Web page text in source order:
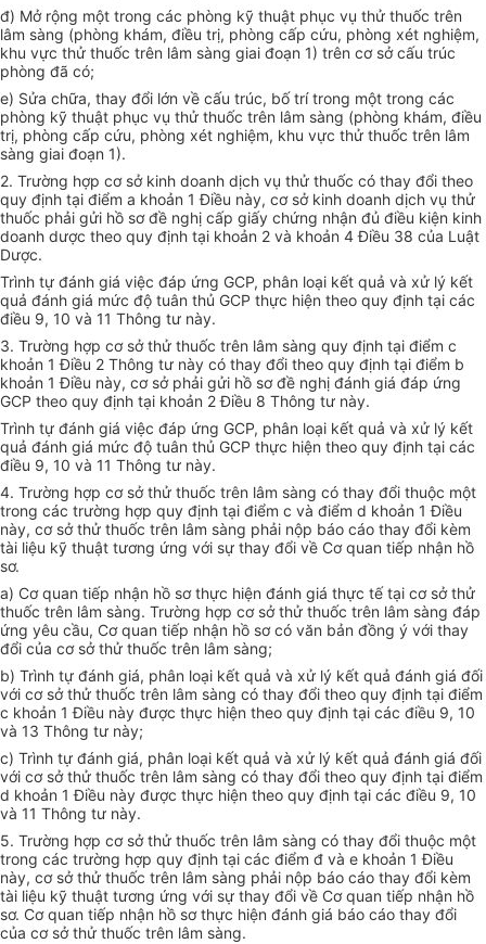
đ) Mở rộng một trong các phòng kỹ thuật phục vụ thử thuốc trên
lâm sàng (phòng khám, điều trị, phòng cấp cứu, phòng xét nghiệm,
khu vực thử thuốc trên lâm sàng giai đoạn 1) trên cơ sở cấu trúc
phòng đã có;
e) Sửa chữa, thay đổi lớn về cấu trúc, bố trí trong một trong các
phòng kỹ thuật phục vụ thử thuốc trên lâm sàng (phòng khám, điều
trị, phòng cấp cứu, phòng xét nghiệm, khu vực thử thuốc trên lâm
sàng giai đoạn 1).
2. Trường hợp cơ sở kinh doanh dịch vụ thử thuốc có thay đổi theo
quy định tại điểm a khoản 1 Điều này, cơ sở kinh doanh dịch vụ thử
thuốc phải gửi hồ sơ đề nghị cấp giấy chứng nhận đủ điều kiện kinh
doanh dược theo quy định tại khoản 2 và khoản 4 Điều 38 của Luật
Dược.
Trình tự đánh giá việc đáp ứng GCP, phân loại kết quả và xử lý kết
quả đánh giá mức độ tuân thủ GCP thực hiện theo quy định tại các
điều 9, 10 và 11 Thông tư này.
3. Trường hợp cơ sở thử thuốc trên lâm sàng quy định tại điểm c
khoản 1 Điều 2 Thông tư này có thay đổi theo quy định tại điểm b
khoản 1 Điều này, cơ sở phải gửi hồ sơ đề nghị đánh giá đáp ứng
GCP theo quy định tại khoản 2 Điều 8 Thông tư này.
Trình tự đánh giá việc đáp ứng GCP, phân loại kết quả và xử lý kết
quả đánh giá mức độ tuân thủ GCP thực hiện theo quy định tại các
điều 9, 10 và 11 Thông tư này.
4. Trường hợp cơ sở thử thuốc trên lâm sàng có thay đổi thuộc một
trong các trường hợp quy định tại điểm c và điểm d khoản 1 Điều
này, cơ sở thử thuốc trên lâm sàng phải nộp báo cáo thay đổi kèm
tài liệu kỹ thuật tương ứng với sự thay đổi về Cơ quan tiếp nhận hồ
sơ.
a) Cơ quan tiếp nhận hồ sơ thực hiện đánh giá thực tế tại cơ sở thử
thuốc trên lâm sàng. Trường hợp cơ sở thử thuốc trên lâm sàng đáp
ứng yêu cầu, Cơ quan tiếp nhận hồ sơ có văn bản đồng ý với thay
đổi của cơ sở thử thuốc trên lâm sàng;
b) Trình tự đánh giá, phân loại kết quả và xử lý kết quả đánh giá đối
với cơ sở thử thuốc trên lâm sàng có thay đổi theo quy định tại điểm
c khoản 1 Điều này được thực hiện theo quy định tại các điều 9, 10
và 13 Thông tư này;
c) Trình tự đánh giá, phân loại kết quả và xử lý kết quả đánh giá đối
với cơ sở thử thuốc trên lâm sàng có thay đổi theo quy định tại điểm
d khoản 1 Điều này được thực hiện theo quy định tại các điều 9, 10
và 11 Thông tư này.
5. Trường hợp cơ sở thử thuốc trên lâm sàng có thay đổi thuộc một
trong các trường hợp quy định tại các điểm đ và e khoản 1 Điều
này, cơ sở thử thuốc trên lâm sàng phải nộp báo cáo thay đổi kèm
tài liệu kỹ thuật tương ứng với sự thay đổi về Cơ quan tiếp nhận hồ
sơ. Cơ quan tiếp nhận hồ sơ thực hiện đánh giá báo cáo thay đổi
của cơ sở thử thuốc trên lâm sàng.